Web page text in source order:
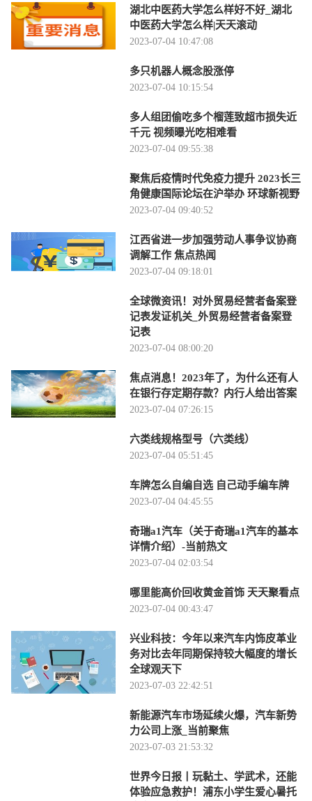
湖北中医药大学怎么样好不好_湖北
中医药大学怎么样|天天滚动
2023-07-04 10:47:08
多只机器人概念股涨停
2023-07-04 10:15:54
多人组团偷吃多个榴莲致超市损失近
千元 视频曝光吃相难看
2023-07-04 09:55:38
聚焦后疫情时代免疫力提升 2023长三
角健康国际论坛在沪举办 环球新视野
2023-07-04 09:40:52
江西省进一步加强劳动人事争议协商
调解工作 焦点热闻
2023-07-04 09:18:01
全球微资讯！对外贸易经营者备案登
记表发证机关_外贸易经营者备案登
记表
2023-07-04 08:00:20
焦点消息！2023年了，为什么还有人
在银行存定期存款？内行人给出答案
2023-07-04 07:26:15
六类线规格型号（六类线）
2023-07-04 05:51:45
车牌怎么自编自选 自己动手编车牌
2023-07-04 04:45:55
奇瑞a1汽车（关于奇瑞a1汽车的基本
详情介绍）-当前热文
2023-07-04 02:03:54
哪里能高价回收黄金首饰 天天聚看点
2023-07-04 00:43:47
兴业科技：今年以来汽车内饰皮革业
务对比去年同期保持较大幅度的增长
全球观天下
2023-07-03 22:42:51
新能源汽车市场延续火爆，汽车新势
力公司上涨_当前聚焦
2023-07-03 21:53:32
世界今日报丨玩黏土、学武术，还能
体验应急救护！浦东小学生爱心暑托